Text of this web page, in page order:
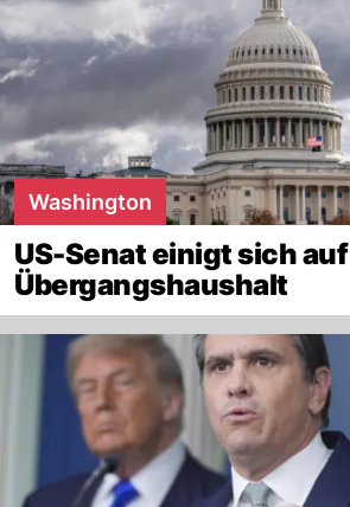
Washington
US-Senat einigt sich auf
Übergangshaushalt